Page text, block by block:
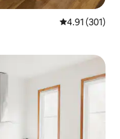
レビュー301
4.91 (301)